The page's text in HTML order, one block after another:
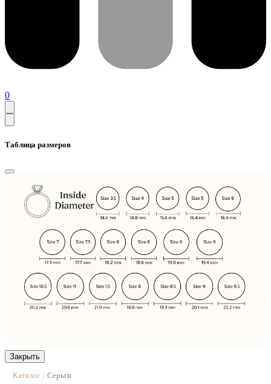
0
Таблица размеров
Закрыть
Каталог | Серьги